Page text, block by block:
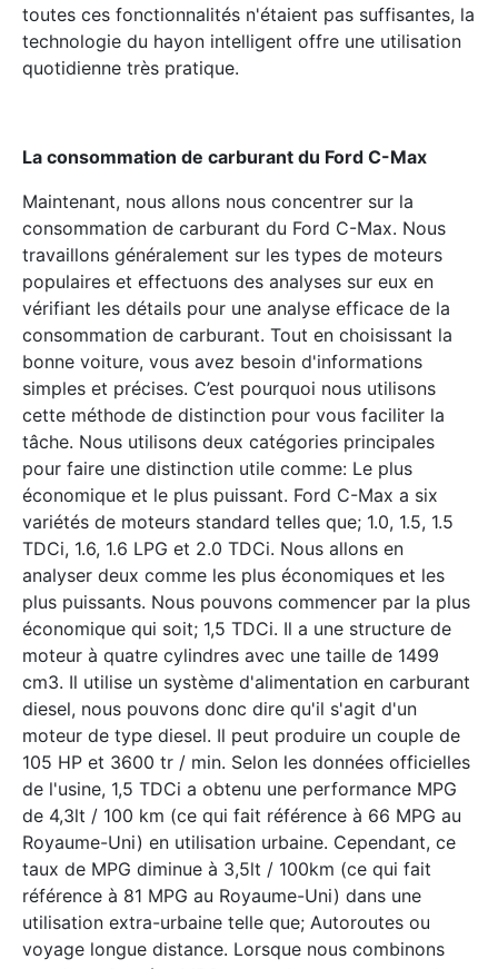
toutes ces fonctionnalités n'étaient pas suffisantes, la
technologie du hayon intelligent offre une utilisation
quotidienne très pratique.
La consommation de carburant du Ford C-Max
Maintenant, nous allons nous concentrer sur la
consommation de carburant du Ford C-Max. Nous
travaillons généralement sur les types de moteurs
populaires et effectuons des analyses sur eux en
vérifiant les détails pour une analyse efficace de la
consommation de carburant. Tout en choisissant la
bonne voiture, vous avez besoin d'informations
simples et précises. C’est pourquoi nous utilisons
cette méthode de distinction pour vous faciliter la
tâche. Nous utilisons deux catégories principales
pour faire une distinction utile comme: Le plus
économique et le plus puissant. Ford C-Max a six
variétés de moteurs standard telles que; 1.0, 1.5, 1.5
TDCi, 1.6, 1.6 LPG et 2.0 TDCi. Nous allons en
analyser deux comme les plus économiques et les
plus puissants. Nous pouvons commencer par la plus
économique qui soit; 1,5 TDCi. Il a une structure de
moteur à quatre cylindres avec une taille de 1499
cm3. Il utilise un système d'alimentation en carburant
diesel, nous pouvons donc dire qu'il s'agit d'un
moteur de type diesel. Il peut produire un couple de
105 HP et 3600 tr / min. Selon les données officielles
de l'usine, 1,5 TDCi a obtenu une performance MPG
de 4,3lt / 100 km (ce qui fait référence à 66 MPG au
Royaume-Uni) en utilisation urbaine. Cependant, ce
taux de MPG diminue à 3,5lt / 100km (ce qui fait
référence à 81 MPG au Royaume-Uni) dans une
utilisation extra-urbaine telle que; Autoroutes ou
voyage longue distance. Lorsque nous combinons